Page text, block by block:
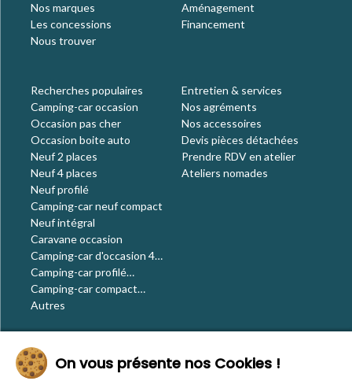
Nos marques
Les concessions
Nous trouver
Aménagement
Financement
Recherches populaires
Camping-car occasion
Occasion pas cher
Occasion boite auto
Neuf 2 places
Neuf 4 places
Neuf profilé
Camping-car neuf compact
Neuf intégral
Caravane occasion
Camping-car d'occasion 4
places
Camping-car profilé
occasion
Camping-car compact
occasion
Autres
Entretien & services
Nos agréments
Nos accessoires
Devis pièces détachées
Prendre RDV en atelier
Ateliers nomades
Le blog
ActualitésOn vous présente nos Cookies !